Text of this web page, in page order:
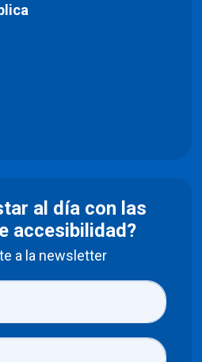
al día con las
accesibilidad?
a la newsletter